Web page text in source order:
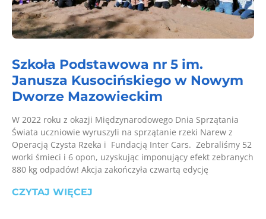
Szkoła Podstawowa nr 5 im.
Janusza Kusocińskiego w Nowym
Dworze Mazowieckim
W 2022 roku z okazji Międzynarodowego Dnia Sprzątania
Świata uczniowie wyruszyli na sprzątanie rzeki Narew z
Operacją Czysta Rzeka i Fundacją Inter Cars. Zebraliśmy 52
worki śmieci i 6 opon, uzyskując imponujący efekt zebranych
880 kg odpadów! Akcja zakończyła czwartą edycję
CZYTAJ WIĘCEJ